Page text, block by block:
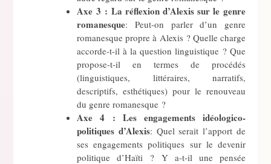
Axe 3 : La réflexion d’Alexis sur le genre
romanesque: Peut-on parler d’un genre
romanesque propre à Alexis ? Quelle charge
accorde-t-il à la question linguistique ? Que
propose-t-il en termes de procédés
(linguistiques, littéraires, narratifs,
descriptifs, esthétiques) pour le renouveau
du genre romanesque ?
Axe 4 :Les engagements idéologico-
politiques d’Alexis: Quel serait l’apport de
ses engagements politiques sur le devenir
politique d’Haïti ? Y a-t-il une pensée